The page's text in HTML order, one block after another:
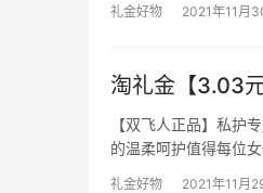
礼金好物 2021年11月
淘礼金【3.03
【双飞人正品】私护
的温柔呵护值得每位
礼金好物 2021年11月